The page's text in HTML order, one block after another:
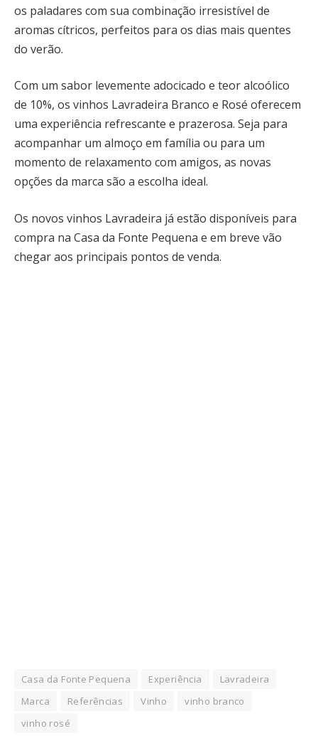
os paladares com sua combinação irresistível de
aromas cítricos, perfeitos para os dias mais quentes
do verão.
Com um sabor levemente adocicado e teor alcoólico
de 10%, os vinhos Lavradeira Branco e Rosé oferecem
uma experiência refrescante e prazerosa. Seja para
acompanhar um almoço em família ou para um
momento de relaxamento com amigos, as novas
opções da marca são a escolha ideal.
Os novos vinhos Lavradeira já estão disponíveis para
compra na Casa da Fonte Pequena e em breve vão
chegar aos principais pontos de venda.
Casa da Fonte Pequena Experiência
Lavradeira
Marca
Referências Vinho
vinho branco
vinho rosé